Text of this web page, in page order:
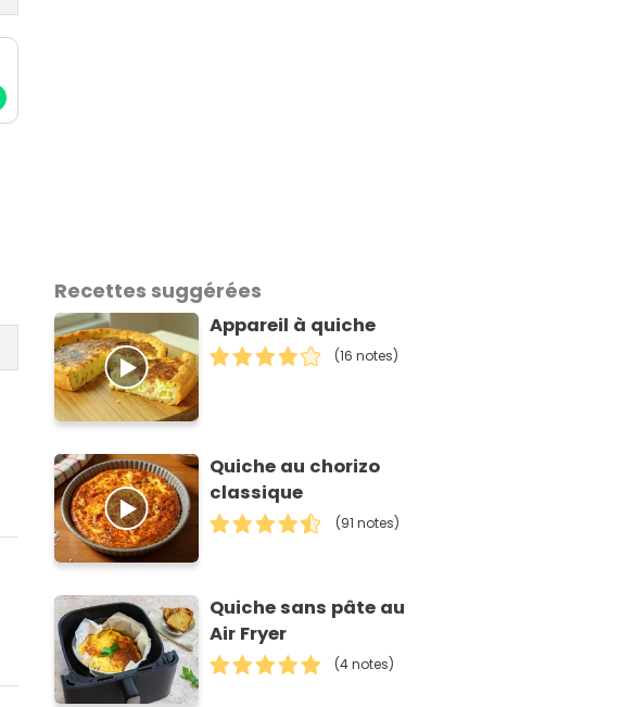
Recettes suggérées
Appareil à quiche
(16 notes)
Quiche au chorizo
classique
(91 notes)
Quiche sans pâte au
Air Fryer
(4 notes)